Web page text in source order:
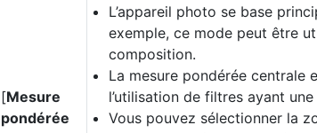
[Mesure
pondérée
L’appareil photo se base
exemple, ce mode peut être
composition.
La mesure pondérée centrale
l’utilisation de filtres ayant
Vous pouvez sélectionner la